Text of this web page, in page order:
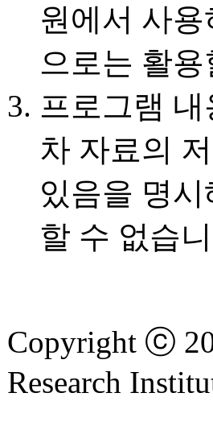
원에서 사
으로는 활
프로그램
차 자료의
있음을 명
할 수 없습
Copyright ⓒ
Research